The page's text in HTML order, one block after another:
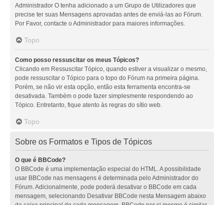
Administrador O tenha adicionado a um Grupo de Utilizadores que
precise ter suas Mensagens aprovadas antes de enviá-las ao Fórum.
Por Favor, contacte o Administrador para maiores informações.
Topo
Como posso ressuscitar os meus Tópicos?
Clicando em Ressuscitar Tópico, quando estiver a visualizar o mesmo,
pode ressuscitar o Tópico para o topo do Fórum na primeira página.
Porém, se não vir esta opção, então esta ferramenta encontra-se
desativada. Também o pode fazer simplesmente respondendo ao
Tópico. Entretanto, fique atento às regras do sítio web.
Topo
Sobre os Formatos e Tipos de Tópicos
O que é BBCode?
O BBCode é uma implementação especial do HTML. A possibilidade
usar BBCode nas mensagens é determinada pelo Administrador do
Fórum. Adicionalmente, pode poderá desativar o BBCode em cada
mensagem, selecionando Desativar BBCode nesta Mensagem abaixo